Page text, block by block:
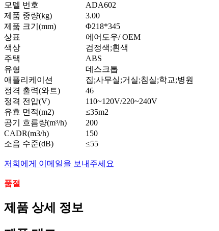
모델 번호
ADA602
제품 중량(kg)
3.00
제품 크기(mm)
Φ218*345
상표
에어도우/ OEM
색상
검정색;흰색
주택
ABS
유형
데스크톱
애플리케이션
집;사무실;거실;침실;학교;병원
정격 출력(와트)
46
정격 전압(V)
110~120V/220~240V
유효 면적(m2)
≤35m2
공기 흐름량(m³/h)
200
CADR(m3/h)
150
소음 수준(dB)
≤55
저희에게 이메일을 보내주세요
품절
제품 상세 정보